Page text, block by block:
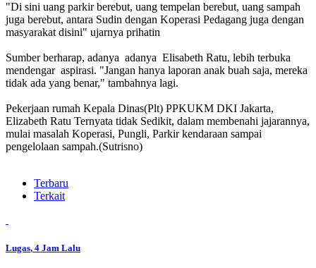
"Di sini uang parkir berebut, uang tempelan berebut, uang sampah
juga berebut, antara Sudin dengan Koperasi Pedagang juga dengan
masyarakat disini" ujarnya prihatin
Sumber berharap, adanya adanya Elisabeth Ratu, lebih terbuka
mendengar aspirasi. "Jangan hanya laporan anak buah saja, mereka
tidak ada yang benar," tambahnya lagi.
Pekerjaan rumah Kepala Dinas(Plt) PPKUKM DKI Jakarta,
Elizabeth Ratu Ternyata tidak Sedikit, dalam membenahi jajarannya,
mulai masalah Koperasi, Pungli, Parkir kendaraan sampai
pengelolaan sampah.(Sutrisno)
Terbaru
Terkait
Lugas, 4 Jam Lalu